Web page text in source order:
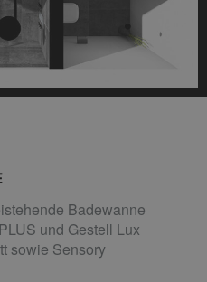
Badewanne
und Gestell Lux
sowie Sensory